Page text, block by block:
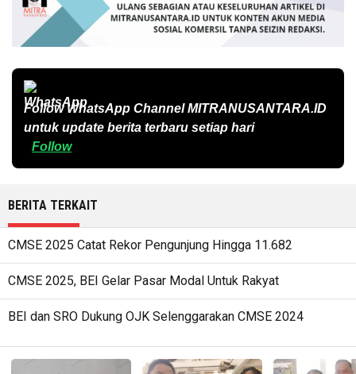
Follow WhatsApp ChannelMITRANUSANTARA.ID
untuk update berita terbaru setiap hari
Follow
BERITA TERKAIT
CMSE 2025 Catat Rekor Pengunjung Hingga 11.682
CMSE 2025, BEI Gelar Pasar Modal Untuk Rakyat
BEI dan SRO Dukung OJK Selenggarakan CMSE 2024